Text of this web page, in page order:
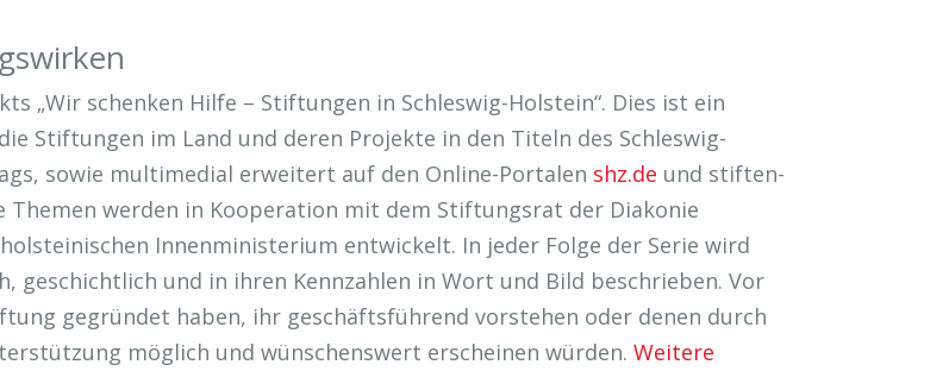
„Wir schenken Hilfe – Stiftungen in Schleswig-Holstein“. Dies ist ein
Stiftungen im Land und deren Projekte in den Titeln des Schleswig-
sowie multimedial erweitert auf den Online-Portalen shz.de und stiften-
werden in Kooperation mit dem Stiftungsrat der Diakonie
Innenministerium entwickelt. In jeder Folge der Serie wird
geschichtlich und in ihren Kennzahlen in Wort und Bild beschrieben. Vor
gegründet haben, ihr geschäftsführend vorstehen oder denen durch
möglich und wünschenswert erscheinen würden.Weitere